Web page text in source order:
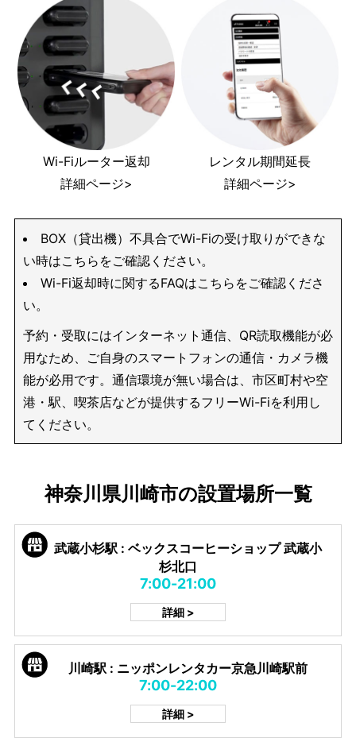
Wi-Fiルーター返却
詳細ページ>
レンタル期間延長
詳細ページ>
BOX（貸出機）不具合でWi-Fiの受け取りができな
い時はこちらをご確認ください。
Wi-Fi返却時に関するFAQはこちらをご確認くださ
い。
予約・受取にはインターネット通信、QR読取機能が必
用なため、ご自身のスマートフォンの通信・カメラ機
能が必用です。通信環境が無い場合は、市区町村や空
港・駅、喫茶店などが提供するフリーWi-Fiを利用し
てください。
神奈川県川崎市の設置場所一覧
武蔵小杉駅 : ベックスコーヒーショップ 武蔵小
杉北口
7:00-21:00
詳細 >
川崎駅 : ニッポンレンタカー京急川崎駅前
7:00-22:00
詳細 >